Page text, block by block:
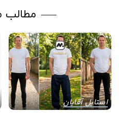
مطالب
استایل آقایان